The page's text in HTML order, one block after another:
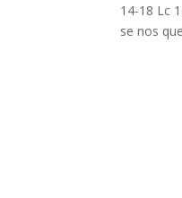
14-18 Lc
se nos